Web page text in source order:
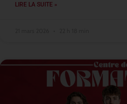
LIRE LA SUITE »